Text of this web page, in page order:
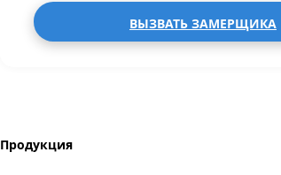
ВЫЗВАТЬ ЗАМЕРЩИКА
Продукция